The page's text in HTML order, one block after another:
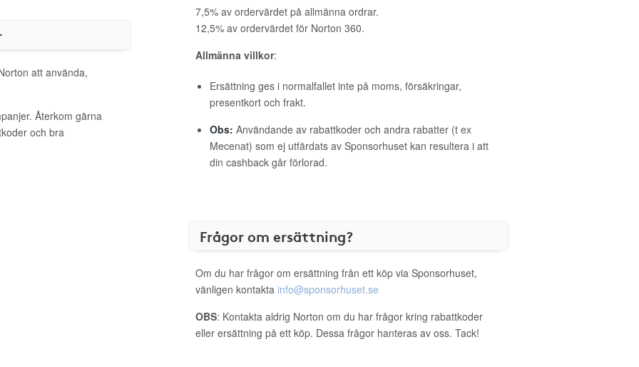
att använda,
Återkom gärna
och bra
7,5% av ordervärdet på allmänna ordrar.
12,5% av ordervärdet för Norton 360.
Allmänna villkor:
Ersättning ges i normalfallet inte på moms, försäkringar,
presentkort och frakt.
Obs: Användande av rabattkoder och andra rabatter (t ex
Mecenat) som ej utfärdats av Sponsorhuset kan resultera i att
din cashback går förlorad.
Frågor om ersättning?
Om du har frågor om ersättning från ett köp via Sponsorhuset,
vänligen kontakta info@sponsorhuset.se
OBS: Kontakta aldrig Norton om du har frågor kring rabattkoder
eller ersättning på ett köp. Dessa frågor hanteras av oss. Tack!